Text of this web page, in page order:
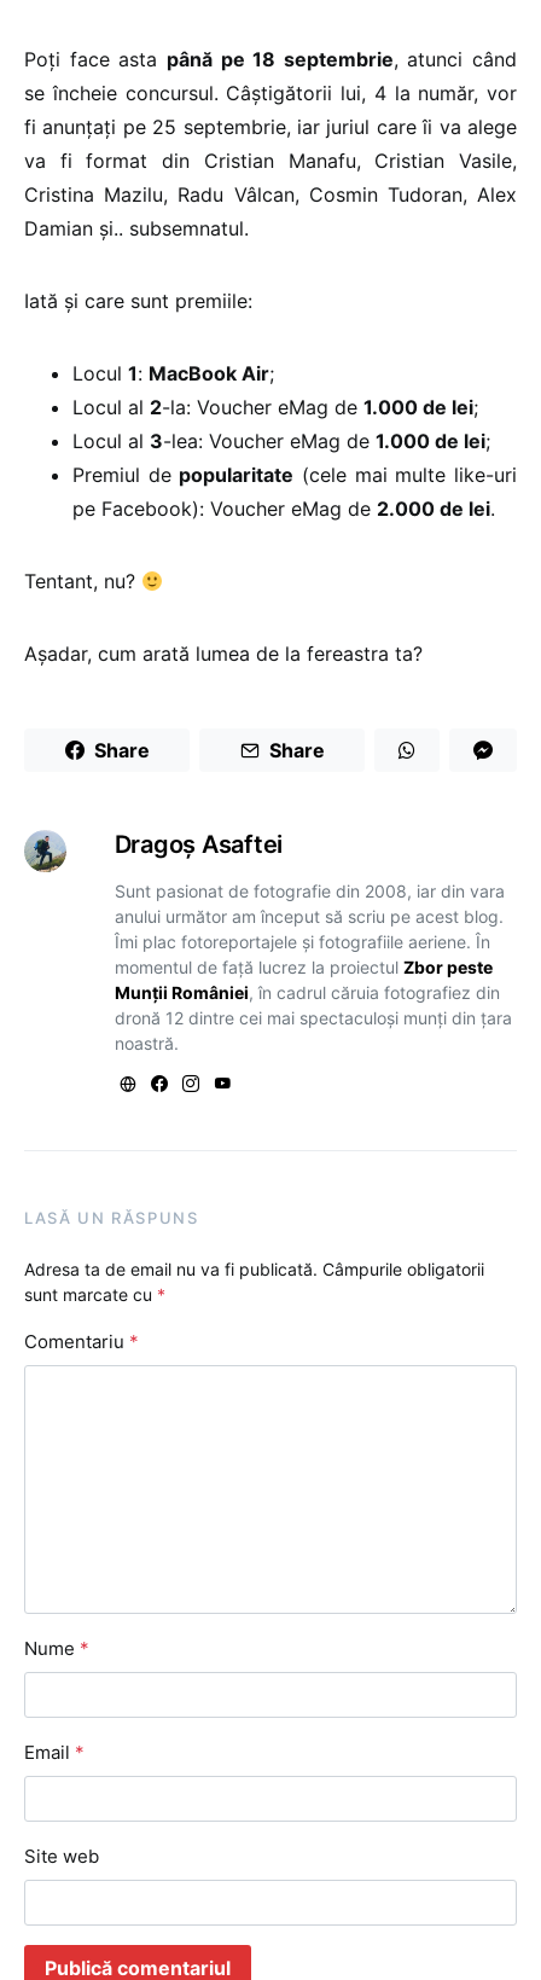
Poți face asta până pe 18 septembrie, atunci când
se încheie concursul. Câștigătorii lui, 4 la număr, vor
fi anunțați pe 25 septembrie, iar juriul care îi va alege
va fi format din Cristian Manafu, Cristian Vasile,
Cristina Mazilu, Radu Vâlcan, Cosmin Tudoran, Alex
Damian și.. subsemnatul.
Iată și care sunt premiile:
Locul 1: MacBook Air;
Locul al 2-la: Voucher eMag de 1.000 de lei;
Locul al 3-lea: Voucher eMag de 1.000 de lei;
Premiul de popularitate (cele mai multe like-uri
pe Facebook): Voucher eMag de 2.000 de lei.
Tentant, nu?
Așadar, cum arată lumea de la fereastra ta?
Share Share
Dragoş Asaftei
Sunt pasionat de fotografie din 2008, iar din vara
anului următor am început să scriu pe acest blog.
Îmi plac fotoreportajele și fotografiile aeriene. În
momentul de față lucrez la proiectul Zbor peste
Munții României, în cadrul căruia fotografiez din
dronă 12 dintre cei mai spectaculoși munți din țara
noastră.
LASĂ UN RĂSPUNS
Adresa ta de email nu va fi publicată. Câmpurile obligatorii
sunt marcate cu *
Comentariu *
Nume *
Email *
Site web